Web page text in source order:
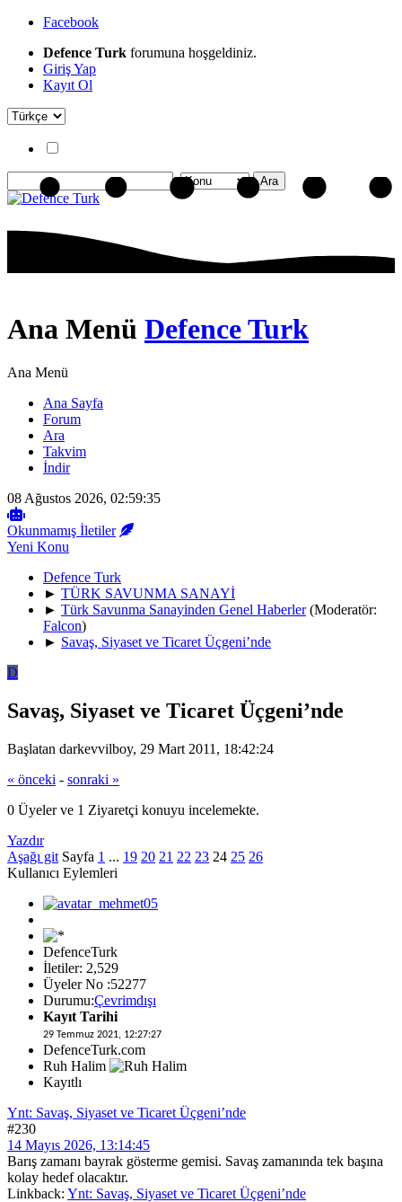
Facebook
Defence Turk forumuna hoşgeldiniz.
Giriş Yap
Kayıt Ol
Ana Menü Defence Turk
Ana Menü
Ana Sayfa
Forum
Ara
Takvim
İndir
08 Ağustos 2026, 02:59:35
Okunmamış İletiler
Yeni Konu
Defence Turk
► TÜRK SAVUNMA SANAYİ
► Türk Savunma Sanayinden Genel Haberler (Moderatör:
Falcon)
► Savaş, Siyaset ve Ticaret Üçgeni’nde
D
Savaş, Siyaset ve Ticaret Üçgeni’nde
Başlatan darkevvilboy, 29 Mart 2011, 18:42:24
« önceki - sonraki »
0 Üyeler ve 1 Ziyaretçi konuyu incelemekte.
Yazdır
Aşağı git Sayfa 1 ... 19 20 21 22 23 24 25 26
Kullanıcı Eylemleri
DefenceTurk
İletiler: 2,529
Üyeler No :52277
Durumu:Çevrimdışı
Kayıt Tarihi
29 Temmuz 2021, 12:27:27
DefenceTurk.com
Ruh Halim
Kayıtlı
Ynt: Savaş, Siyaset ve Ticaret Üçgeni’nde
#230
14 Mayıs 2026, 13:14:45
Barış zamanı bayrak gösterme gemisi. Savaş zamanında tek başına
kolay hedef olacaktır.
Linkback: Ynt: Savaş, Siyaset ve Ticaret Üçgeni’nde